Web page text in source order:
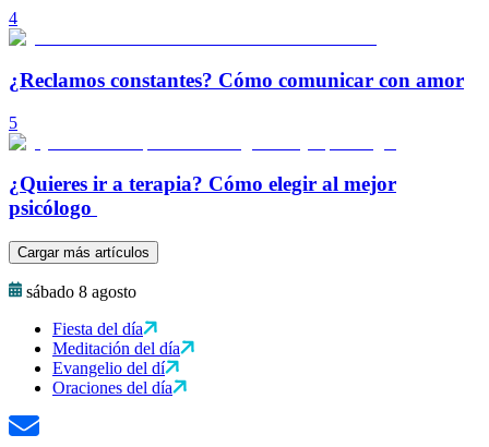
4
¿Reclamos constantes? Cómo comunicar con amor
5
¿Quieres ir a terapia? Cómo elegir al mejor
psicólogo
Cargar más artículos
sábado 8 agosto
Fiesta del día
Meditación del día
Evangelio del dí
Oraciones del día